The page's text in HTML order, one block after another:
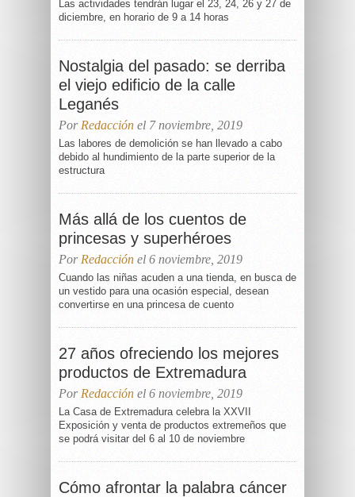
Las actividades tendrán lugar el 23, 24, 26 y 27 de
diciembre, en horario de 9 a 14 horas
Nostalgia del pasado: se derriba
el viejo edificio de la calle
Leganés
Por Redacción el 7 noviembre, 2019
Las labores de demolición se han llevado a cabo
debido al hundimiento de la parte superior de la
estructura
Más allá de los cuentos de
princesas y superhéroes
Por Redacción el 6 noviembre, 2019
Cuando las niñas acuden a una tienda, en busca de
un vestido para una ocasión especial, desean
convertirse en una princesa de cuento
27 años ofreciendo los mejores
productos de Extremadura
Por Redacción el 6 noviembre, 2019
La Casa de Extremadura celebra la XXVII
Exposición y venta de productos extremeños que
se podrá visitar del 6 al 10 de noviembre
Cómo afrontar la palabra cáncer